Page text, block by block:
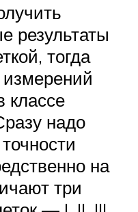
результаты
тогда
классе
надо
на
три